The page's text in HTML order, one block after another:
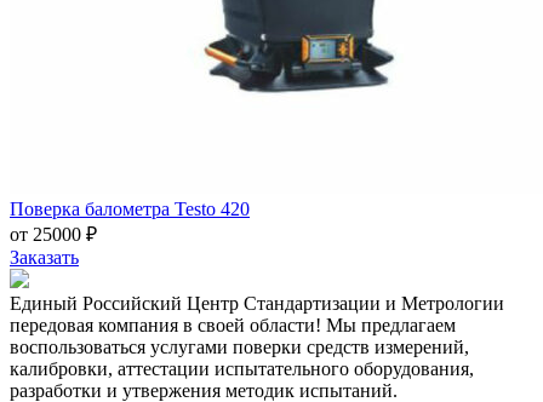
Поверка балометра Testo 420
от 25000 ₽
Заказать
Единый Российский Центр Стандартизации и Метрологии
передовая компания в своей области! Мы предлагаем
воспользоваться услугами поверки средств измерений,
калибровки, аттестации испытательного оборудования,
разработки и утвержения методик испытаний.